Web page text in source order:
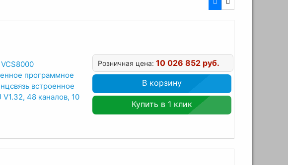
программное
встроенное
48 каналов, 10
Розничная цена: 10 026 852 руб.
В корзину
Купить в 1 клик